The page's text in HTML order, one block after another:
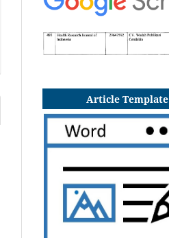
Article Template